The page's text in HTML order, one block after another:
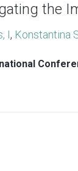
the
I, Konstantina